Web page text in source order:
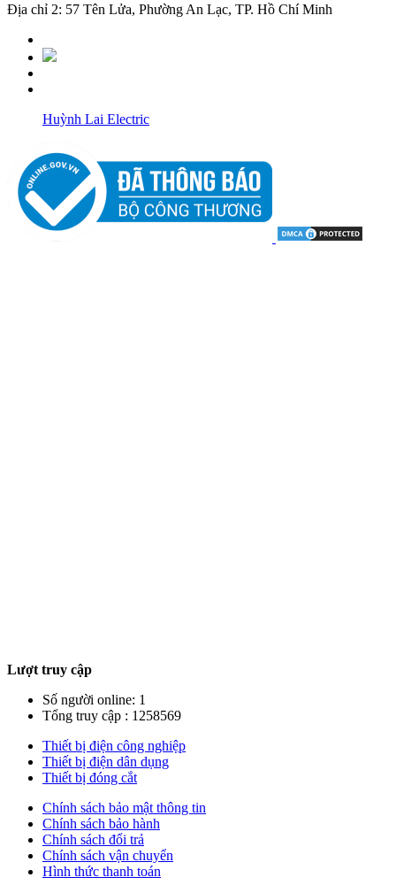
Địa chỉ 2: 57 Tên Lửa, Phường An Lạc, TP. Hồ Chí Minh
Huỳnh Lai Electric
Lượt truy cập
Số người online: 1
Tổng truy cập : 1258569
Thiết bị điện công nghiệp
Thiết bị điện dân dụng
Thiết bị đóng cắt
Chính sách bảo mật thông tin
Chính sách bảo hành
Chính sách đổi trả
Chính sách vận chuyển
Hình thức thanh toán